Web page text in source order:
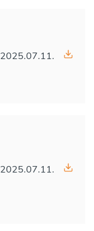
2025.07.11.
2025.07.11.